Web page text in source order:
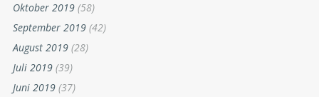
Oktober 2019 (58)
September 2019 (42)
August 2019 (28)
Juli 2019 (39)
Juni 2019 (37)